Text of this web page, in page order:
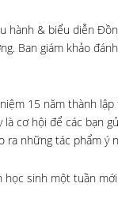
hành & biểu diễn
Ban giám khảo
15 năm thành
cơ hội để các bạn
ra những tác phẩm ý
sinh một tuần